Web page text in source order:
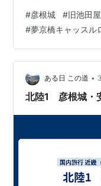
用の馬が繋がれて
物）がいてびっく
においが残ってい
いか知らんけど…😂
らは石の階段（昨
すために幅が…
#彦根城 #旧池田
#夢京橋キャッスル
ある日 この道 •
北陸1 彦根城・